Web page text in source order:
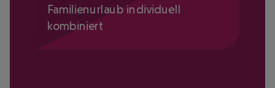
Familienurlaub individuell
kombiniert